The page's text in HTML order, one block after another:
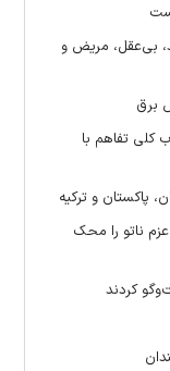
بی‌عقل، مریض و
برق
تفاهم با
پاکستان و ترکیه
ناتو را محک
کردند